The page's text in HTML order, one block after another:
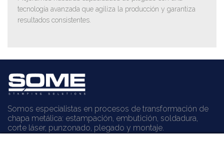
tecnología avanzada que agiliza la producción y garantiza
resultados consistentes.
Somos especialistas en procesos de transformación de
chapa metálica: estampación, embutición, soldadura,
corte láser, punzonado, plegado y montaje.